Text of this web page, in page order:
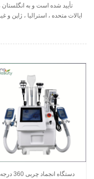
دستگاه انجماد چربی 360 درجه